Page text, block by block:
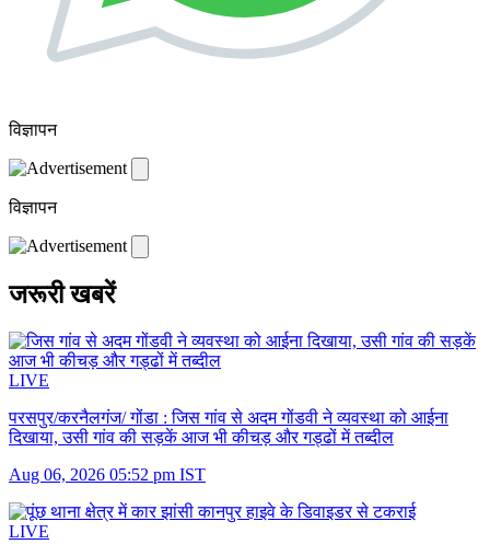
विज्ञापन
विज्ञापन
जरूरी खबरें
LIVE
परसपुर/करनैलगंज/ गोंडा : जिस गांव से अदम गोंडवी ने व्यवस्था को आईना
दिखाया, उसी गांव की सड़कें आज भी कीचड़ और गड्ढों में तब्दील
Aug 06, 2026 05:52 pm IST
LIVE